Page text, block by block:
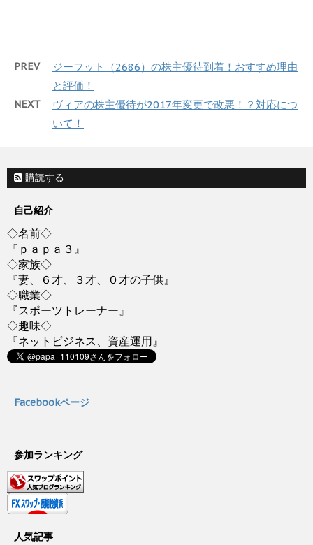
PREV
ジーフット（2686）の株主優待到着！おすすめ理由
と評価！
NEXT
ヴィアの株主優待が2017年変更で改悪！？対応につ
いて！
購読する
自己紹介
◇名前◇
『ｐａｐａ３』
◇家族◇
『妻、６才、３才、０才の子供』
◇職業◇
『スポーツトレーナー』
◇趣味◇
『ネットビジネス、資産運用』
Facebookページ
参加ランキング
人気記事